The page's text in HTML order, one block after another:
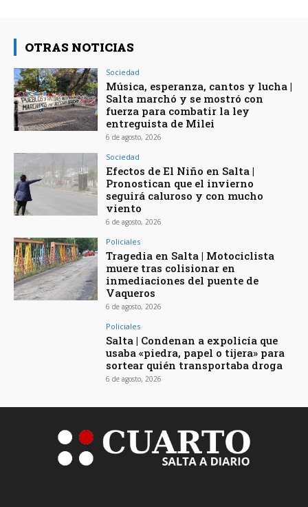
OTRAS NOTICIAS
Sociedad
Música, esperanza, cantos y lucha |
Salta marchó y se mostró con
fuerza para combatir la ley
entreguista de Milei
6 de agosto, 2026
Sociedad
Efectos de El Niño en Salta |
Pronostican que el invierno
seguirá caluroso y con mucho
viento
6 de agosto, 2026
Policiales
Tragedia en Salta | Motociclista
muere tras colisionar en
inmediaciones del puente de
Vaqueros
6 de agosto, 2026
Policiales
Salta | Condenan a expolicía que
usaba «piedra, papel o tijera» para
sortear quién transportaba droga
6 de agosto, 2026